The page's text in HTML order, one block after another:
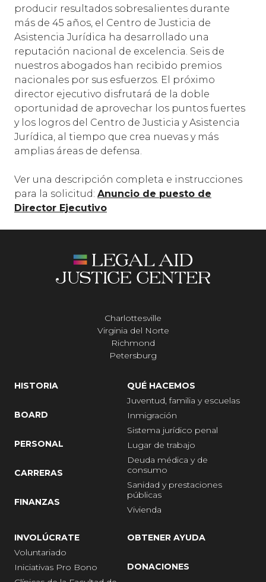
producir resultados sobresalientes durante
más de 45 años, el Centro de Justicia de
Asistencia Jurídica ha desarrollado una
reputación nacional de excelencia. Seis de
nuestros abogados han recibido premios
nacionales por sus esfuerzos. El próximo
director ejecutivo disfrutará de la doble
oportunidad de aprovechar los puntos fuertes
y los logros del Centro de Justicia y Asistencia
Jurídica, al tiempo que crea nuevas y más
amplias áreas de defensa.
Ver una descripción completa e instrucciones
para la solicitud: Anuncio de puesto de
Director Ejecutivo
Charlottesville
Virginia del Norte
Richmond
Petersburg
HISTORIA
BOARD
PERSONAL
CARRERAS
FINANZAS
QUÉ HACEMOS
Juventud, familia y escuelas
Inmigración
Sistema jurídico penal
Lugar de trabajo
Deuda médica y de
consumo
Sanidad y prestaciones
públicas
Vivienda
INVOLÚCRATE
Voluntariado
Iniciativas Pro Bono
OBTENER AYUDA
DONACIONES